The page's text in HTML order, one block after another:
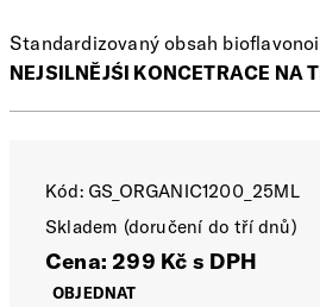
Standardizovaný obsah
NEJSILNĚJŚI KONCETRACE NA
Kód: GS_ORGANIC1200_25ML
Cena: 299 Kč s DPH
Skladem (doručení do tří dnů)
OBJEDNAT